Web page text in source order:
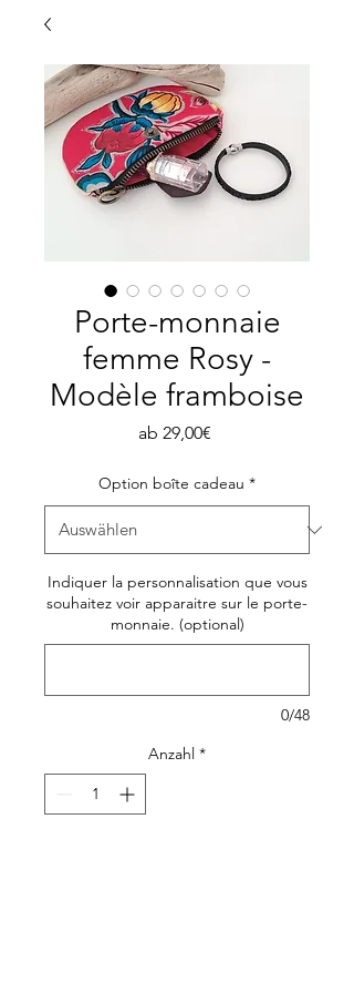
Porte-monnaie
femme Rosy -
Modèle framboise
ab 29,00€Sale-
Option boîte cadeau *
Indiquer la personnalisation que vous
souhaitez voir apparaitre sur le porte-
monnaie. (optional)
0/48
Anzahl *